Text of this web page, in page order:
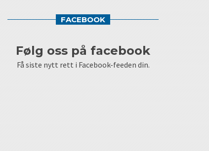
FACEBOOK
følg oss på facebook
Få siste nytt rett i Facebook-feeden din.